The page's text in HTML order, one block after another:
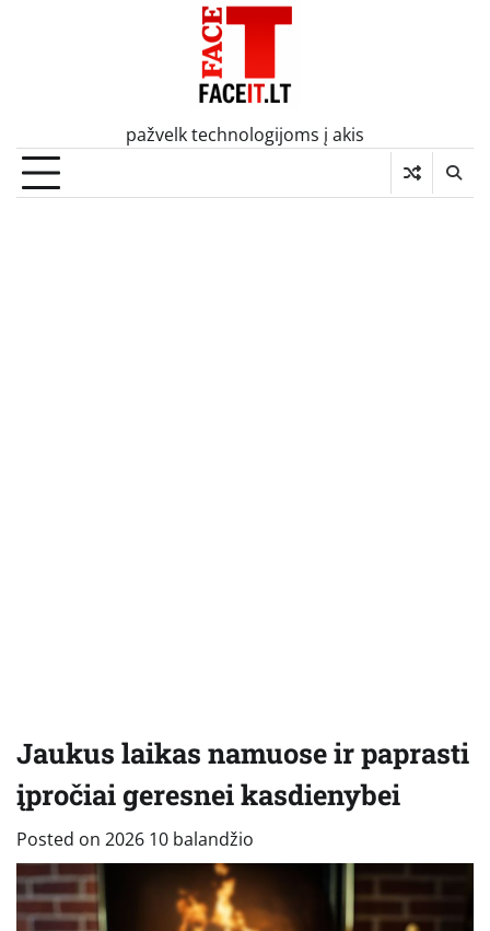
pažvelk technologijoms į akis
Jaukus laikas namuose ir paprasti
įpročiai geresnei kasdienybei
Posted on 2026 10 balandžio